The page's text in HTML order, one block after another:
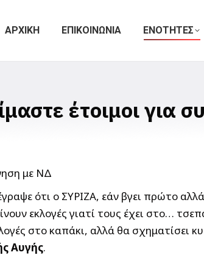
ΑΡΧΙΚΗ ΕΠΙΚΟΙΝΩΝΙΑ ΕΝΟΤΗΤΕΣ
έτοιμοι για
ότι ο ΣΥΡΙΖΑ, εάν βγει πρώτο
εκλογές γιατί τους έχει στο…
στο καπάκι, αλλά θα σχηματίσει
Αυγής.